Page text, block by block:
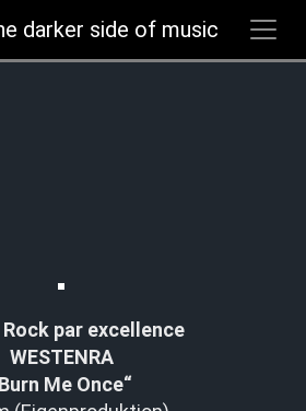
par excellence
WESTENRA
Me Once“